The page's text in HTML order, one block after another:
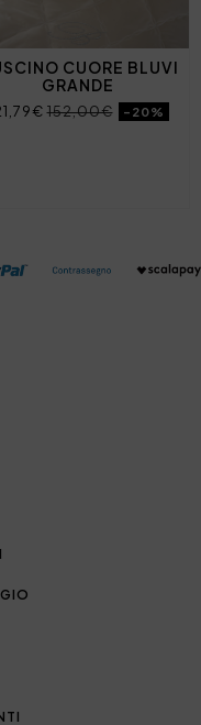
CUORE BLUVI
GRANDE
152,00€ -20%